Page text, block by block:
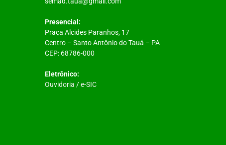
Presencial:
Praça Alcides Paranhos, 17
Centro – Santo Antônio do Tauá – PA
CEP: 68786-000
Eletrônico:
Ouvidoria /e-SIC